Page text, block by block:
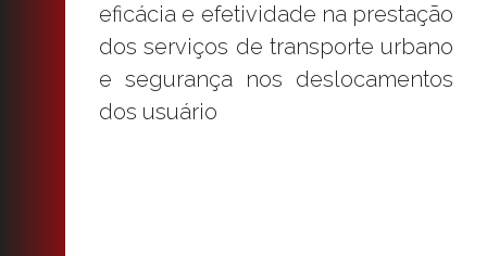
eficácia e efetividade na prestação
dos serviços de transporte urbano
e segurança nos deslocamentos
dos usuário